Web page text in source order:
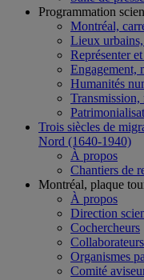
Programmation
Montréal,
Lieux
Représenter
Engagement,
Humanités
Trois siècles de
Nord (1640-1940)
À propos
Chantiers de
Montréal, plaque
À propos
Direction
Cochercheurs
Collaborateurs
Organismes
Comité